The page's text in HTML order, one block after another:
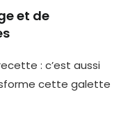
et de
: c’est aussi
cette galette